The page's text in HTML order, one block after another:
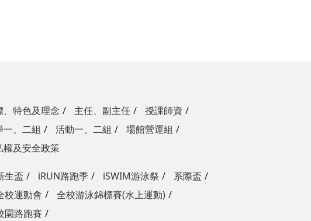
、特色及理念 主任、副主任
授課師資
一、二組
活動一、二組
場館營運組
權及安全政策
生盃 iRUN路跑季 iSWIM游泳祭
系際盃
校運動會
全校游泳錦標賽(水上運動)
園路跑賽